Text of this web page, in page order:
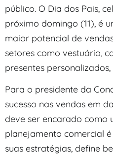
público. O Dia dos Pais,
próximo domingo (11), é
maior potencial de
setores como vestuário,
presentes
Para o presidente da
sucesso nas vendas em
deve ser encarado como
planejamento comercial
suas estratégias, define